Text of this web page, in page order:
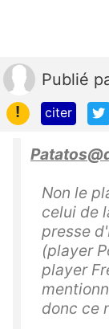
Publié
!
citer
Non le
celui de
presse
(player
player
donc ce